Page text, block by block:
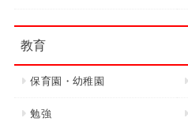
教育
保育園・幼稚園
勉強